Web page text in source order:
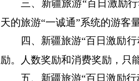
三、新疆旅游“百日激励
天的旅游“一诚通”系统的游客
四、新疆旅游“百日激励
励。人数奖励和消费奖励，只
五、新疆旅游“百日激励